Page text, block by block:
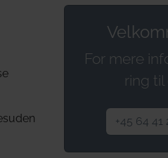
For mere
ring til
+45 64 41